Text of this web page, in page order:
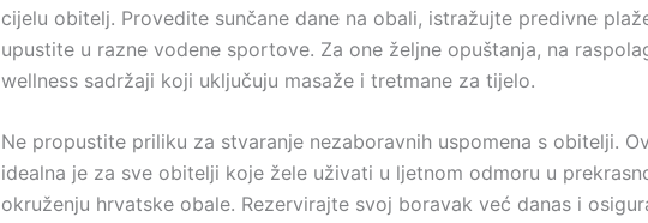
cijelu obitelj. Provedite sunčane dane na obali, istražujte predivne
upustite u razne vodene sportove. Za one željne opuštanja, na
wellness sadržaji koji uključuju masaže i tretmane za tijelo.
Ne propustite priliku za stvaranje nezaboravnih uspomena s obitelji.
idealna je za sve obitelji koje žele uživati u ljetnom odmoru u
okruženju hrvatske obale. Rezervirajte svoj boravak već danas i